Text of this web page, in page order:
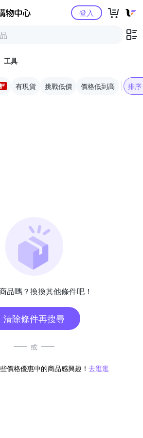
Yahoo購物中心登入
工具
有現貨 挑戰低價 價格低到高 排序
品嗎？換換其他條件吧！
清除條件再搜尋
或
價格優惠中的商品感興趣！ 去逛逛